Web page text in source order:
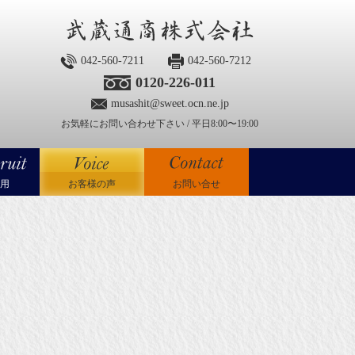
042-560-7211 042-560-7212
0120-226-011
musashit@sweet.ocn.ne.jp
お気軽にお問い合わせ下さい / 平日8:00〜19:00
お客様の声 お問い合せ